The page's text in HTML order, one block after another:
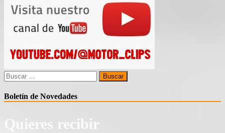
Buscar:
Boletín de Novedades
Quieres recibir